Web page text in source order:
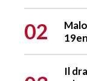
02
Il